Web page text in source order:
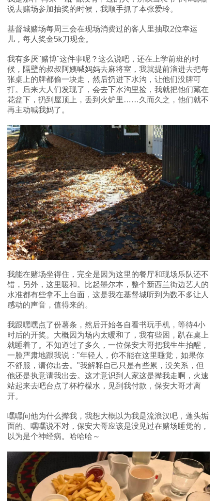
说去赌场参加抽奖的时候，我顺手抓了本张爱玲。
基督城赌场每周三会在现场消费过的客人里抽取2位幸运
儿，每人奖金5k刀现金。
我有多厌"赌博"这件事呢？这么说吧，还在上学前班的时
候，隔壁的叔叔阿姨喊妈妈去麻将室，我就提前溜进去把每
张桌上的牌都偷一块走，然后扔进下水沟，让他们没牌可
打。后来大人们发现了，会去下水沟里捡，我就把他们藏在
花盆下，扔到屋顶上，丢到火炉里……久而久之，他们就不
再主动喊我妈了。
我能在赌场坐得住，完全是因为这里的餐厅和现场乐队还不
错，另外，这里暖和。比起墨尔本，整个新西兰街边艺人的
水准都有些拿不上台面，这是我在基督城听到为数不多让人
感动的声音，值得来的。
我跟嘿嘿点了份薯条，然后开始各自看书玩手机，等待4小
时后的开奖。大概因为场内太暖和了，我有些困，趴在桌上
就睡着了。不知道过了多久，一位保安大哥把我生生拍醒，
一脸严肃地跟我说："年轻人，你不能在这里睡觉，如果你
不舒服，请你出去。"我解释自己只是有些累，没关系，但
他还是执意请我出去。这才意识到人家这是撵我走啊，火速
站起来去吧台点了杯柠檬水，见到我付款，保安大哥才离
开。
嘿嘿问他为什么撵我，我想大概以为我是流浪汉吧，蓬头垢
面的。嘿嘿说不对，保安大哥应该是没见过在赌场睡觉的，
以为是个神经病。哈哈哈～